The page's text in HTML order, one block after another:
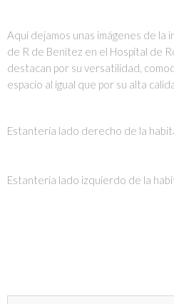
Aquí dejamos unas imágenes de la
de R de Benítez en el Hospital de
destacan por su versatilidad,
espacio al igual que por su alta
Estantería lado derecho de la
Estantería lado izquierdo de la